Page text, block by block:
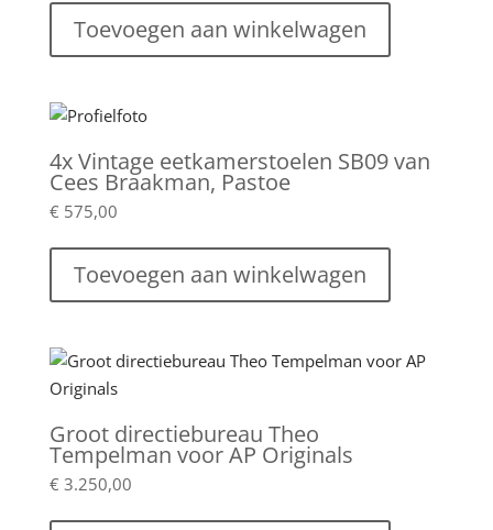
Toevoegen aan winkelwagen
4x Vintage eetkamerstoelen SB09 van
Cees Braakman, Pastoe
€ 575,00
Toevoegen aan winkelwagen
Groot directiebureau Theo
Tempelman voor AP Originals
€ 3.250,00